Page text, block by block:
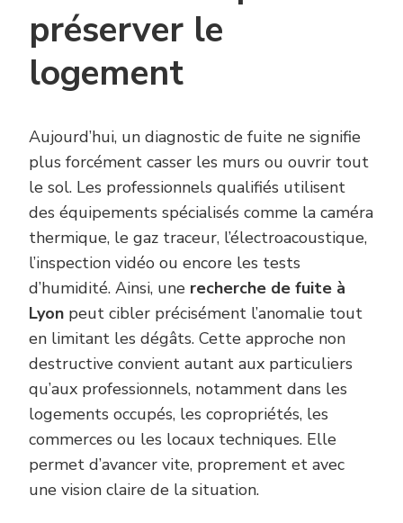
préserver le
logement
Aujourd’hui, un diagnostic de fuite ne signifie
plus forcément casser les murs ou ouvrir tout
le sol. Les professionnels qualifiés utilisent
des équipements spécialisés comme la caméra
thermique, le gaz traceur, l’électroacoustique,
l’inspection vidéo ou encore les tests
d’humidité. Ainsi, une recherche de fuite à
Lyon peut cibler précisément l’anomalie tout
en limitant les dégâts. Cette approche non
destructive convient autant aux particuliers
qu’aux professionnels, notamment dans les
logements occupés, les copropriétés, les
commerces ou les locaux techniques. Elle
permet d’avancer vite, proprement et avec
une vision claire de la situation.